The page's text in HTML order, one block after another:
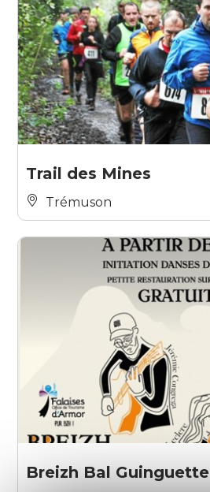
Trail des Mines
Trémuson
Breizh Bal Guinguette